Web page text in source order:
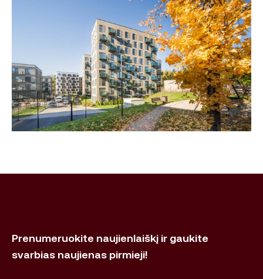
Prenumeruokite naujienlaiškį ir gaukite
svarbias naujienas pirmieji!